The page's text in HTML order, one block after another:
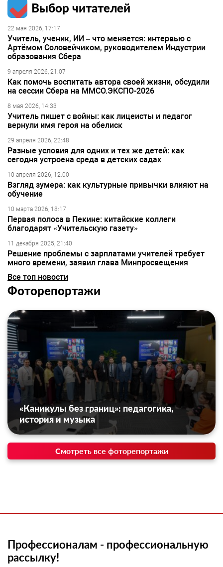
Выбор читателей
22 мая 2026, 17:17
Учитель, ученик, ИИ – что меняется: интервью с
Артёмом Соловейчиком, руководителем Индустрии
образования Сбера
9 апреля 2026, 21:07
Как помочь воспитать автора своей жизни, обсудили
на сессии Сбера на ММСО.ЭКСПО-2026
8 мая 2026, 14:33
Учитель пишет с войны: как лицеисты и педагог
вернули имя героя на обелиск
29 апреля 2026, 22:48
Разные условия для одних и тех же детей: как
сегодня устроена среда в детских садах
10 апреля 2026, 12:00
Взгляд зумера: как культурные привычки влияют на
обучение
10 марта 2026, 18:17
Первая полоса в Пекине: китайские коллеги
благодарят «Учительскую газету»
11 декабря 2025, 21:40
Решение проблемы с зарплатами учителей требует
много времени, заявил глава Минпросвещения
Все топ новости
Фоторепортажи
«Каникулы без границ»: педагогика,
история и музыка
Смотреть все фоторепортажи
Профессионалам - профессиональную
рассылку!